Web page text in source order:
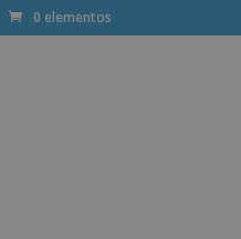
0 elementos